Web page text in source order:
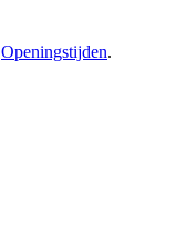
Openingstijden.